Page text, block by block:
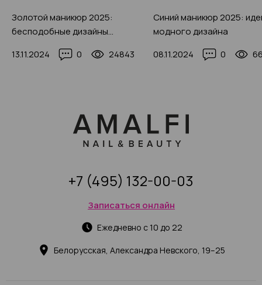
Золотой маникюр 2025:
бесподобные дизайны
примерами
13.11.2024 0 24843
Синий маникюр 2025:
модного дизайна
08.11.2024
0
Белорусская, Александра Невского, 19–25
Ежедневно с 10 до 22
Записаться онлайн
+7 (495) 132-00-03